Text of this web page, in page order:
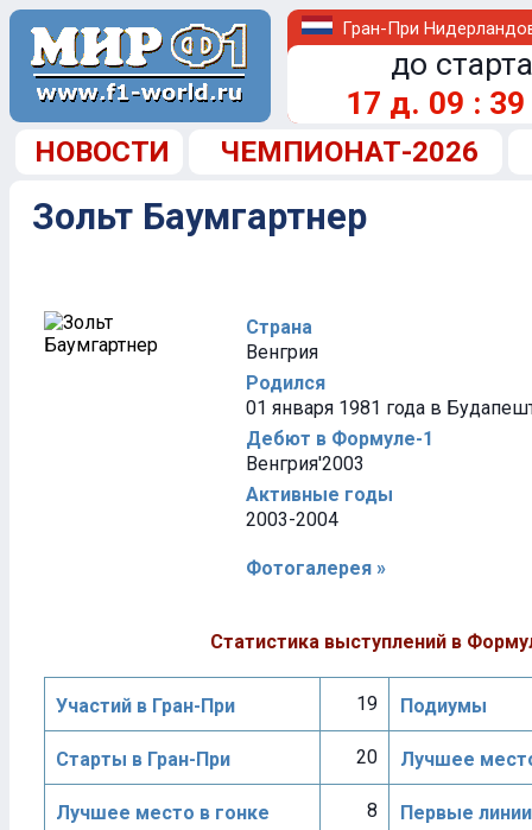
Гран-При
до
17 д. 09 : 39
НОВОСТИ ЧЕМПИОНАТ-2026
Зольт Баумгартнер
Страна
Венгрия
Родился
01 января 1981 года в
Дебют в Формуле-1
Венгрия'2003
Активные годы
2003-2004
Фотогалерея »
Статистика выступлений в
Участий в Гран-При 19 Подиумы
Старты в Гран-При 20 Лучшее
Лучшее место в гонке 8 Первые линии